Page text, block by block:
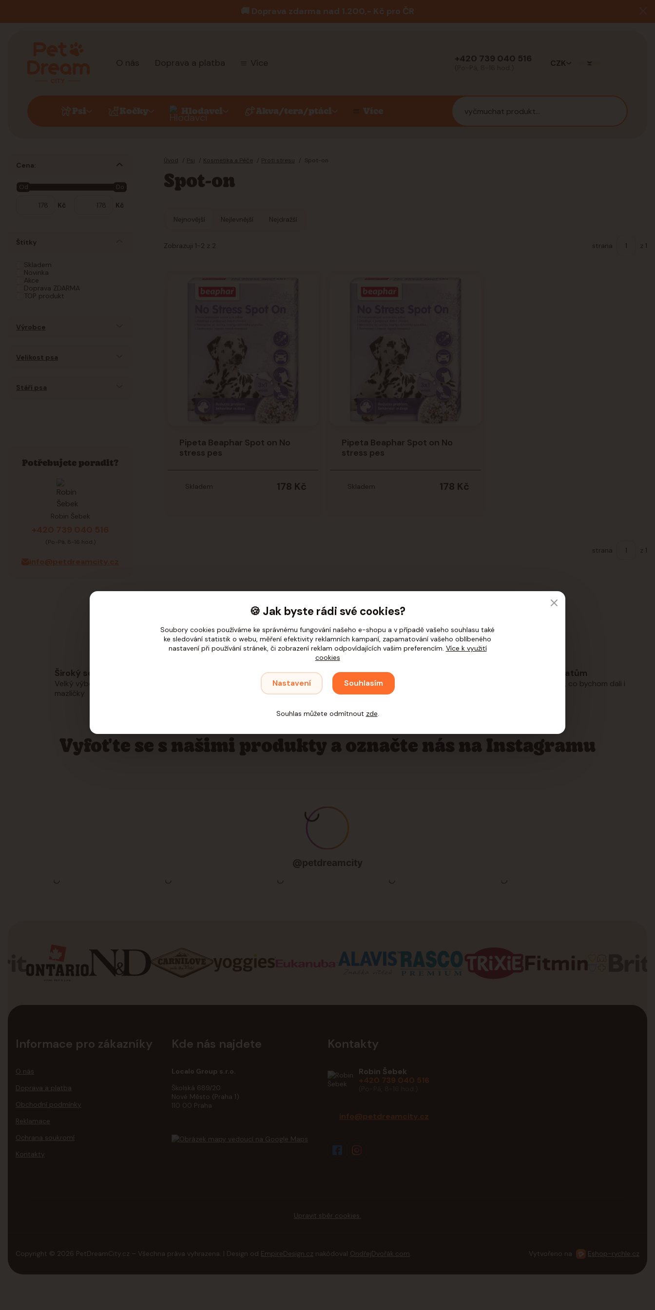
🚚 Doprava zdarma nad 1.200,- Kč pro ČR
O nás Doprava a platba Více +420 739 040 516 CZK
Psi Kočky Hlodavci Akva/tera/ptáci Více
Úvod Psi Kosmetika a Péče Proti stresu Spot-on
Spot-on
Nejnovější Nejlevnější Nejdražší
Zobrazuji 1-2 z 2 strana z 1
Pipeta Beaphar Spot on No
stress pes
178 Kč
Skladem
Pipeta Beaphar Spot on No
stress pes
178 Kč
Skladem
strana z 1
Cena:
Kč
Od Do
Kč
Štítky
Skladem
Novinka
Akce
Doprava ZDARMA
TOP produkt
Výrobce
Velikost psa
Stáří psa
Potřebujete poradit?
Robin Šebek
+420 739 040 516
(Po-Pá, 8-16 hod.)
info@petdreamcity.cz
Široký sortiment
Velký výběr produktů pro vaše
mazlíčky
Osobní přístup
Rádi poradíme a pomůžeme s
výběrem. Nekoušeme :)
Rychlé dodání
Víme, že mazlíčci nechtějí čekat.
Ani vy nemusíte.
Láska ke zvířatům
Nabízíme jen to, co bychom dali i
Informace pro zákazníky
O nás
Doprava a platba
Obchodní podmínky
Reklamace
Ochrana soukromí
Kontakty
Kde nás najdete
Localo Group s.r.o.
Školská 689/20
Nové Město (Praha 1)
110 00 Praha
Kontakty
Robin Šebek
+420 739 040 516
info@petdreamcity.cz
Vyfoťte se s našimi produkty a označte nás na Instagramu
Upravit sběr cookies.
Copyright © 2026 PetDreamCity.cz – Všechna práva vyhrazena. | Design od EmpireDesign.cz nakódoval OndřejDvořák.com Vytvořeno na Eshop-rychle.cz
🍪 Jak byste rádi své cookies?
Soubory cookies používáme ke správnému fungování našeho e-shopu a v případě vašeho souhlasu také
ke sledování statistik o webu, měření efektivity reklamních kampaní, zapamatování vašeho oblíbeného
nastavení při používání stránek, či zobrazení reklam odpovídajících vašim preferencím. Více k využití
cookies
Nastavení Souhlasím
Souhlas můžete odmítnout zde